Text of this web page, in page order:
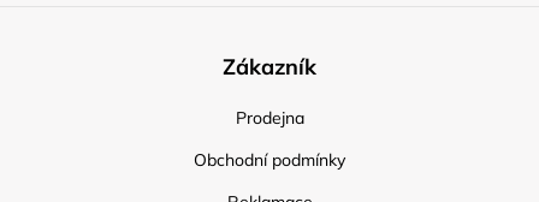
Zákazník
Prodejna
Obchodní podmínky